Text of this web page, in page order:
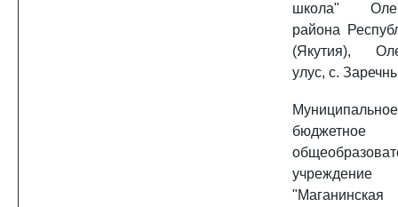
школа"
района
(Якутия),
улус, с.
Муниципальное
бюджетное
учреждение